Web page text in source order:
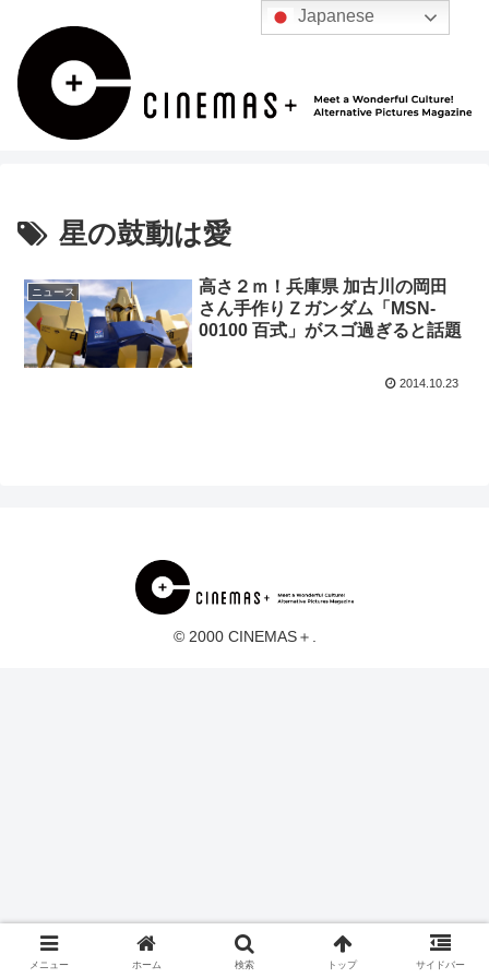
星の鼓動は愛
ニュース
高さ２ｍ！兵庫県 加古川の岡田
さん手作りＺガンダム「MSN-
00100 百式」がスゴ過ぎると話題
2014.10.23
© 2000 CINEMAS＋.
メニュー ホーム 検索 トップ サイドバー
Japanese